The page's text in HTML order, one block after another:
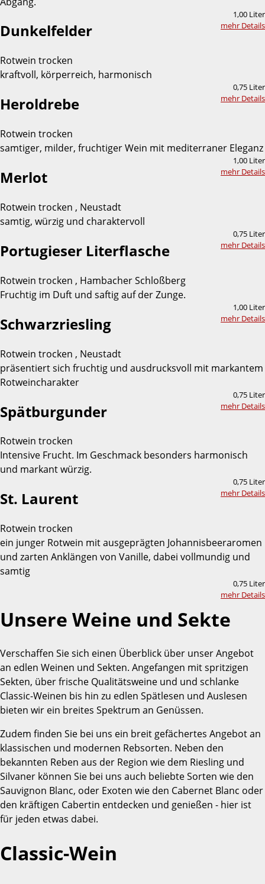
1,00 Liter
mehr Details
Dunkelfelder
Rotwein trocken
kraftvoll, körperreich, harmonisch
0,75 Liter
mehr Details
Heroldrebe
Rotwein trocken
samtiger, milder, fruchtiger Wein mit mediterraner Eleganz
1,00 Liter
mehr Details
Merlot
Rotwein trocken , Neustadt
samtig, würzig und charaktervoll
0,75 Liter
mehr Details
Portugieser Literflasche
Rotwein trocken , Hambacher Schloßberg
Fruchtig im Duft und saftig auf der Zunge.
1,00 Liter
mehr Details
Schwarzriesling
Rotwein trocken , Neustadt
präsentiert sich fruchtig und ausdrucksvoll mit markantem
Rotweincharakter
0,75 Liter
mehr Details
Spätburgunder
Rotwein trocken
Intensive Frucht. Im Geschmack besonders harmonisch
und markant würzig.
0,75 Liter
mehr Details
St. Laurent
Rotwein trocken
ein junger Rotwein mit ausgeprägten Johannisbeeraromen
und zarten Anklängen von Vanille, dabei vollmundig und
samtig
0,75 Liter
mehr Details
Unsere Weine und Sekte
Verschaffen Sie sich einen Überblick über unser Angebot
an edlen Weinen und Sekten. Angefangen mit spritzigen
Sekten, über frische Qualitätsweine und und schlanke
Classic-Weinen bis hin zu edlen Spätlesen und Auslesen
bieten wir ein breites Spektrum an Genüssen.
Zudem finden Sie bei uns ein breit gefächertes Angebot an
klassischen und modernen Rebsorten. Neben den
bekannten Reben aus der Region wie dem Riesling und
Silvaner können Sie bei uns auch beliebte Sorten wie den
Sauvignon Blanc, oder Exoten wie den Cabernet Blanc oder
den kräftigen Cabertin entdecken und genießen - hier ist
für jeden etwas dabei.
Classic-Wein